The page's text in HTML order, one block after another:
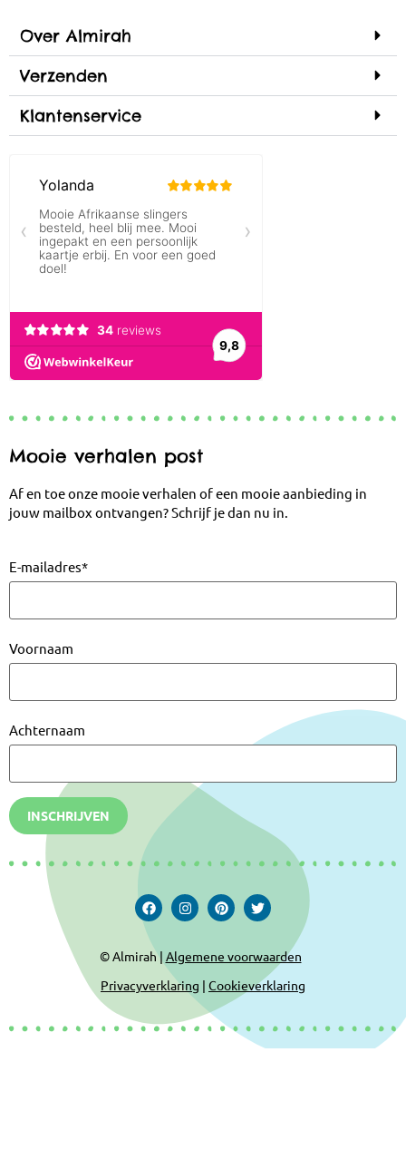
Over Almirah
Verzenden
Klantenservice
Mooie verhalen post
Af en toe onze mooie verhalen of een mooie aanbieding in
jouw mailbox ontvangen? Schrijf je dan nu in.
E-mailadres*
Voornaam
Achternaam
INSCHRIJVEN
© Almirah | Algemene voorwaarden
Privacyverklaring | Cookieverklaring